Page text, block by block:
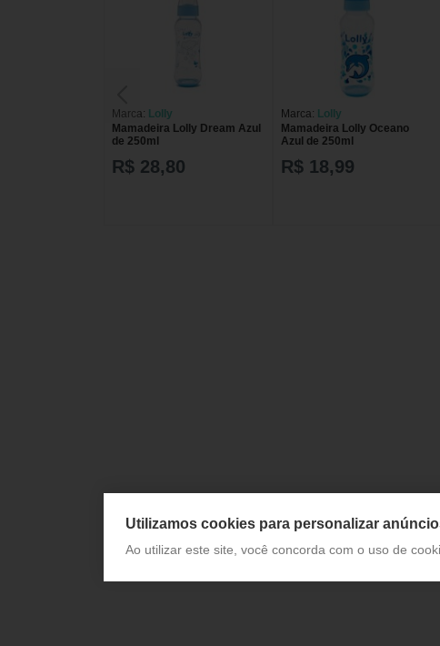
Marca: Lolly
Mamadeira Lolly Dream Azul
de 250ml
R$ 28,80
Marca: Lolly
Mamadeira Lolly Oceano
Azul de 250ml
R$ 18,99
Utilizamos cookies para personalizar
Ao utilizar este site, você concorda com o uso de